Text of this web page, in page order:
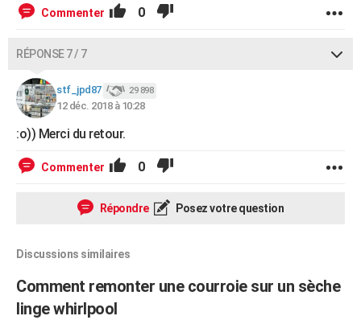
Commenter 0
RÉPONSE 7 / 7
stf_jpd87 29 898
12 déc. 2018 à 10:28
:o)) Merci du retour.
Commenter 0
Répondre Posez votre question
Discussions similaires
Comment remonter une courroie sur un sèche
linge whirlpool